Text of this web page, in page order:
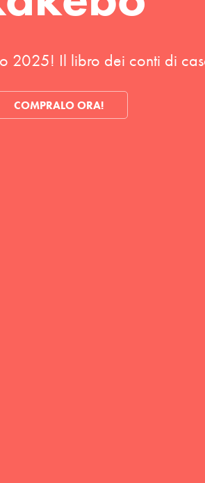
2025! Il libro dei conti di
COMPRALO ORA!